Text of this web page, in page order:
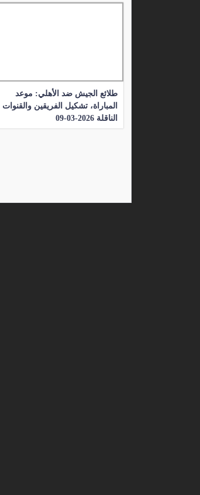
طلائع الجيش ضد الأهلي: موعد
المباراة، تشكيل الفريقين والقنوات
الناقلة 2026-03-09